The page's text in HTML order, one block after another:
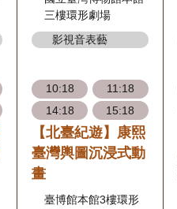
三樓環形劇場
影視音表藝
10:18
11:18
14:18
15:18
【北臺紀遊】康熙
臺灣輿圖沉浸式動
畫
臺博館本館3樓環形